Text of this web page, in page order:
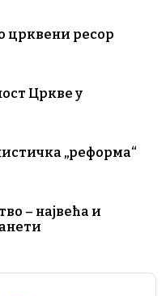
црквени ресор
Цркве у
„реформа“
– највећа и